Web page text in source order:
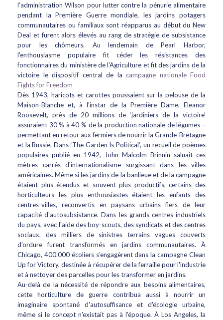
l'administration Wilson pour lutter contre la pénurie alimentaire
pendant la Première Guerre mondiale, les jardins potagers
communautaires ou familiaux sont réapparus au début du New
Deal et furent alors élevés au rang de stratégie de subsistance
pour les chômeurs. Au lendemain de Pearl Harbor,
l'enthousiasme populaire fit céder les résistances des
fonctionnaires du ministère de l'Agriculture et fit des jardins de la
victoire le dispositif central de la campagne nationale Food
Fights for Freedom
Dès 1943, haricots et carottes poussaient sur la pelouse de la
Maison-Blanche et, à l'instar de la Première Dame, Eleanor
Roosevelt, près de 20 millions de ‘jardiniers de la victoire’
assuraient 30 % à 40 % de la production nationale de légumes –
permettant en retour aux fermiers de nourrir la Grande-Bretagne
et la Russie. Dans ‘The Garden Is Political’, un recueil de poèmes
populaires publié en 1942, John Malcolm Brinnin saluait ces
mètres carrés d'internationalisme surgissant dans les villes
américaines. Même si les jardins de la banlieue et de la campagne
étaient plus étendus et souvent plus productifs, certains des
horticulteurs les plus enthousiastes étaient les enfants des
centres-villes, reconvertis en paysans urbains fiers de leur
capacité d'autosubsistance. Dans les grands centres industriels
du pays, avec l'aide des boy-scouts, des syndicats et des centres
sociaux, des milliers de sinistres terrains vagues couverts
d'ordure furent transformés en jardins communautaires. À
Chicago, 400.000 écoliers s'engagèrent dans la campagne Clean
Up for Victory, destinée à récupérer de la ferraille pour l'industrie
et à nettoyer des parcelles pour les transformer en jardins.
Au-delà de la nécessité de répondre aux besoins alimentaires,
cette horticulture de guerre contribua aussi à nourrir un
imaginaire spontané d'autosuffisance et d'écologie urbaine,
même si le concept n'existait pas à l'époque. À Los Angeles, la